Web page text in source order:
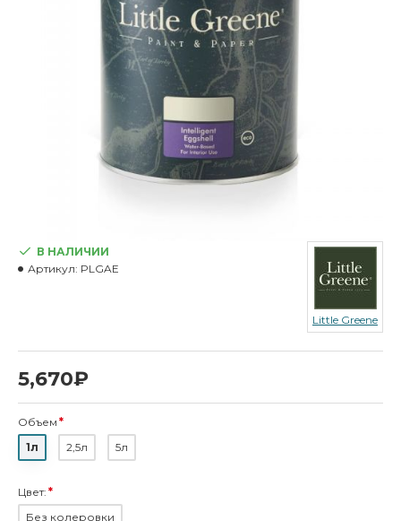
5,670₽
В НАЛИЧИИ
Артикул: PLGAE
Little Greene
Объем
1л
2,5л 5л
Цвет:
Без колеровки